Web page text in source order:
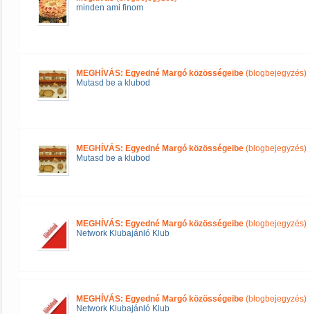
minden ami finom
MEGHÍVÁS: Egyedné Margó közösségeibe (blogbejegyzés)
Mutasd be a klubod
MEGHÍVÁS: Egyedné Margó közösségeibe (blogbejegyzés)
Mutasd be a klubod
MEGHÍVÁS: Egyedné Margó közösségeibe (blogbejegyzés)
Network Klubajánló Klub
MEGHÍVÁS: Egyedné Margó közösségeibe (blogbejegyzés)
Network Klubajánló Klub